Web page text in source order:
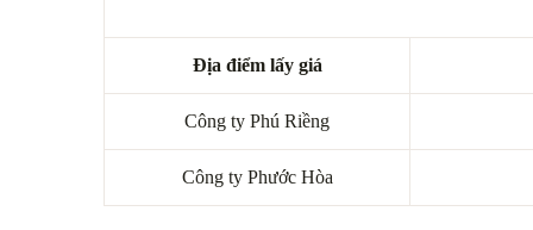
Địa điểm lấy giá
Công ty Phú Riềng
Công ty Phước Hòa